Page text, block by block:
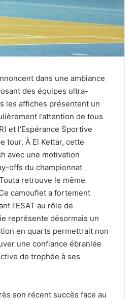
dans une ambiance
des équipes ultra-
les affiches présentent un
l’attention de tous
et l’Espérance Sportive
tour. À El Kettar, cette
avec une motivation
offs du championnat
retrouve le même
camouflet a fortement
l’ESAT au rôle de
représente désormais un
en quarts permettrait non
une confiance ébranlée
de trophée à ses
son récent succès face au